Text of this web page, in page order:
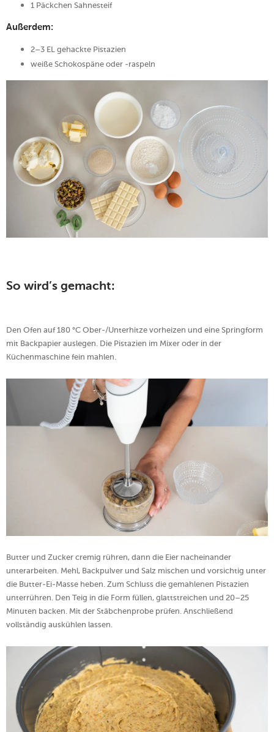
1 Päckchen Sahnesteif
Außerdem:
2–3 EL gehackte Pistazien
weiße Schokospäne oder -raspeln
So wird’s gemacht:
Den Ofen auf 180 °C Ober-/Unterhitze vorheizen und eine Springform
mit Backpapier auslegen. Die Pistazien im Mixer oder in der
Küchenmaschine fein mahlen.
Butter und Zucker cremig rühren, dann die Eier nacheinander
unterarbeiten. Mehl, Backpulver und Salz mischen und vorsichtig unter
die Butter-Ei-Masse heben. Zum Schluss die gemahlenen Pistazien
unterrühren. Den Teig in die Form füllen, glattstreichen und 20–25
Minuten backen. Mit der Stäbchenprobe prüfen. Anschließend
vollständig auskühlen lassen.